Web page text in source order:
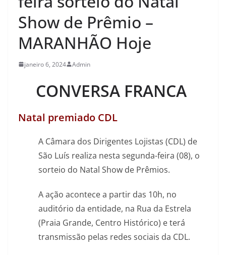
Show de Prêmio –
MARANHÃO Hoje
janeiro 6, 2024 Admin
CONVERSA FRANCA
Natal premiado CDL
A Câmara dos Dirigentes Lojistas (CDL) de
São Luís realiza nesta segunda-feira (08), o
sorteio do Natal Show de Prêmios.
A ação acontece a partir das 10h, no
auditório da entidade, na Rua da Estrela
(Praia Grande, Centro Histórico) e terá
transmissão pelas redes sociais da CDL.